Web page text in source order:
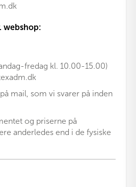
webshop:
fredag kl. 10.00-15.00)
mail, som vi svarer på inden
og priserne på
anderledes end i de fysiske